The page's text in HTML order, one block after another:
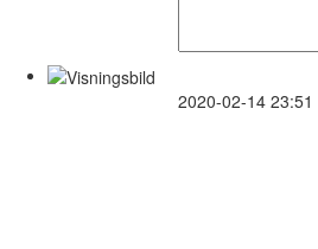
2020-02-14 23:51